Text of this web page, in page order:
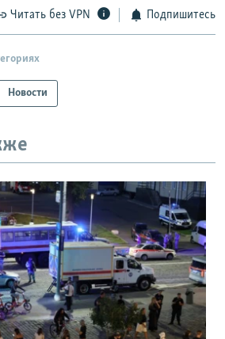
Читать без VPN Подпишитесь
Новости